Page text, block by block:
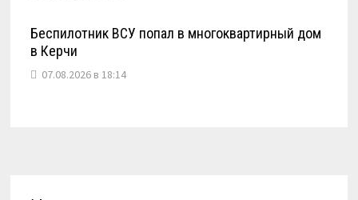
Беспилотник ВСУ попал в многоквартирный дом
в Керчи
07.08.2026 в 18:14